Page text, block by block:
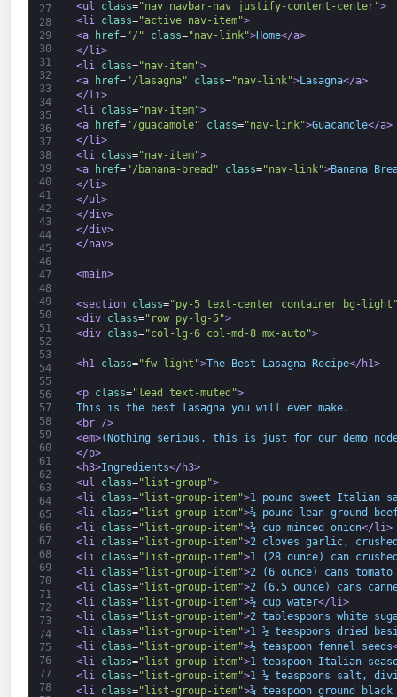
27
28
29
30
31
32
33
34
35
36
37
38
39
40
41
42
43
44
45
46
47
48
49
50
51
52
53
54
55
56
57
58
59
60
61
62
63
64
65
66
67
68
69
70
71
72
73
74
75
76
77
78
<ul
class="nav navbar-nav justify-content-center">
<li class="active nav-item">
<a
href="/" class="nav-link">Home</a>
</li>
<li class="nav-item">
<a
href="/lasagna" class="nav-link">Lasagna</a>
</li>
<li class="nav-item">
<a
href="/guacamole" class="nav-link">Guacamole</a>
</li>
<li
class="nav-item">
<a
href="/banana-bread" class="nav-link">Banana
</li>
</ul>
</div>
</div>
</nav>
<main>
<section class="py-5 text-center container bg-
<div class="row py-lg-5">
<div class="col-lg-6 col-md-8 mx-auto">
<h1 class="fw-light">The Best Lasagna Recipe</h1>
<p class="lead text-muted">
This is the best lasagna you will ever make.
<br />
<em>(Nothing serious, this is just for our demo
</p>
<h3>Ingredients</h3>
<ul
class="list-group">
<li class="list-group-item">1 pound sweet Italian
<li
class="list-group-item">¾ pound lean ground
<li
class="list-group-item">½ cup minced onion</li>
<li class="list-group-item">2 cloves garlic,
<li class="list-group-item">1 (28 ounce) can
<li class="list-group-item">2 (6 ounce) cans tomato
<li
class="list-group-item">2 (6.5 ounce) cans
<li
class="list-group-item">½ cup water</li>
<li class="list-group-item">2 tablespoons white
<li class="list-group-item">1 ½ teaspoons dried
<li class="list-group-item">½ teaspoon fennel seeds
<li
class="list-group-item">1 teaspoon Italian
<li class="list-group-item">1 ½ teaspoons salt,
<li class="list-group-item">¼ teaspoon ground black